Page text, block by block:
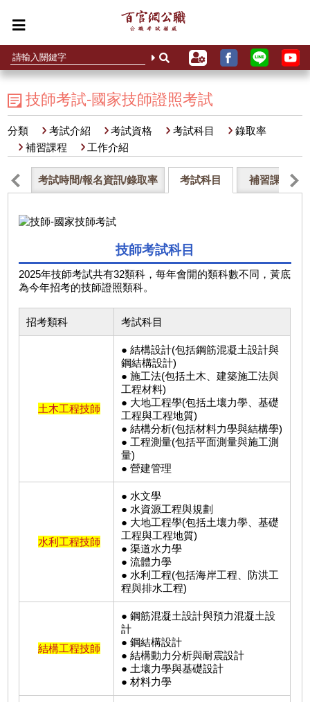
技師考試-國家技師證照考試
分類 考試介紹 考試資格 考試科目
錄取率
補習課程
工作介紹
考試時間/報名資訊/錄取率 考試科目 補習課程
技師考試科目
2025年技師考試共有32類科，每年會開的類科數不同，黃底
為今年招考的技師證照類科。
招考類科 考試科目
土木工程技師
● 結構設計(包括鋼筋混凝土設計與
鋼結構設計)
● 施工法(包括土木、建築施工法與
工程材料)
● 大地工程學(包括土壤力學、基礎
工程與工程地質)
● 結構分析(包括材料力學與結構學)
● 工程測量(包括平面測量與施工測
量)
● 營建管理
水利工程技師
● 水文學
● 水資源工程與規劃
● 大地工程學(包括土壤力學、基礎
工程與工程地質)
● 渠道水力學
● 流體力學
● 水利工程(包括海岸工程、防洪工
程與排水工程)
結構工程技師
● 鋼筋混凝土設計與預力混凝土設
計
● 鋼結構設計
● 結構動力分析與耐震設計
● 土壤力學與基礎設計
● 材料力學